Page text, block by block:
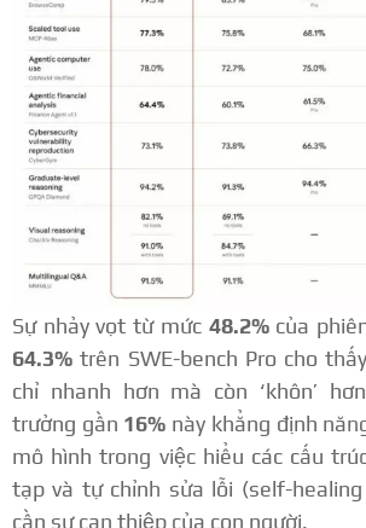
Sự nhảy vọt từ mức 48.2%của
64.3% trên SWE-bench Pro cho
chỉ nhanh hơn mà còn ‘khôn’
trưởng gần 16% này khẳng định
mô hình trong việc hiểu các cấu
tạp và tự chỉnh sửa lỗi (self-
cần sự can thiệp của con người.